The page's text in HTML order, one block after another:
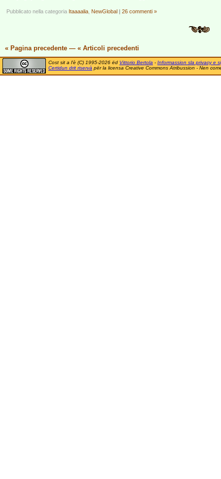
Pubblicato nella categoria Itaaaalia NewGlobal | 26 commenti »
« Pagina precedente — « Articoli precedenti
Cost sit a l'è (C) 1995-2026 ëd Vittorio Bertola - Informassion sla privacy e
Certidun drit riservà për la licensa Creative Commons Atribussion - Nen